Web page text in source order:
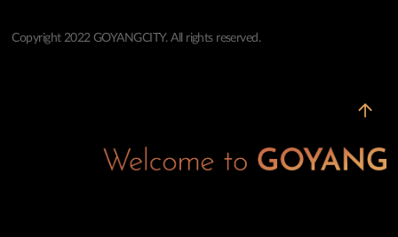
Copyright 2022 GOYANGCITY. All rights reserved.